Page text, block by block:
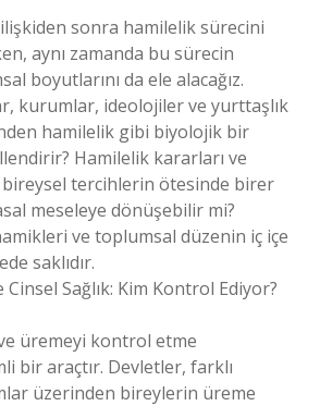
ilişkiden sonra hamilelik sürecini
aynı zamanda bu sürecin
boyutlarını da ele alacağız.
kurumlar, ideolojiler ve yurttaşlık
hamilelik gibi biyolojik bir
Hamilelik kararları ve
bireysel tercihlerin ötesinde birer
meseleye dönüşebilir mi?
ve toplumsal düzenin iç içe
saklıdır.
Sağlık: Kim Kontrol Ediyor?
üremeyi kontrol etme
bir araçtır. Devletler, farklı
üzerinden bireylerin üreme